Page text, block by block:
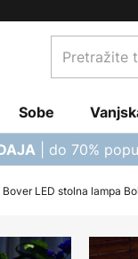
Pretražite
trgovinu...
Sobe
| do 70%
Bover LED stolna lampa